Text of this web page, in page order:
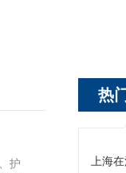
护
热